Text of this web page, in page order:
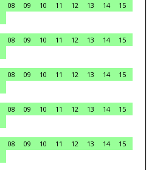
08 09 10 11 12 13 14
15
08 09 10 11 12 13 14
15
08 09 10 11 12 13 14
15
08 09 10 11 12 13 14
15
08 09 10 11 12 13 14
15